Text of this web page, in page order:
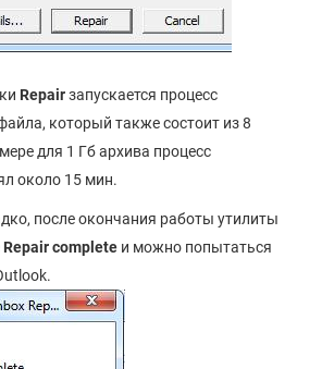
Repairзапускается процесс
который также состоит из 8
для 1 Гб архива процесс
около 15 мин.
после окончания работы утилиты
Repair complete и можно попытаться